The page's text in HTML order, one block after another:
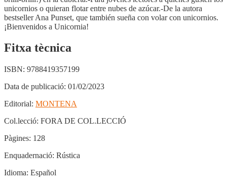
unicornios o quieran flotar entre nubes de azúcar.-De la autora
bestseller Ana Punset, que también sueña con volar con unicornios.
¡Bienvenidos a Unicornia!
Fitxa tècnica
ISBN: 9788419357199
Data de publicació: 01/02/2023
Editorial: MONTENA
Col.lecció: FORA DE COL.LECCIÓ
Pàgines: 128
Enquadernació: Rústica
Idioma: Español